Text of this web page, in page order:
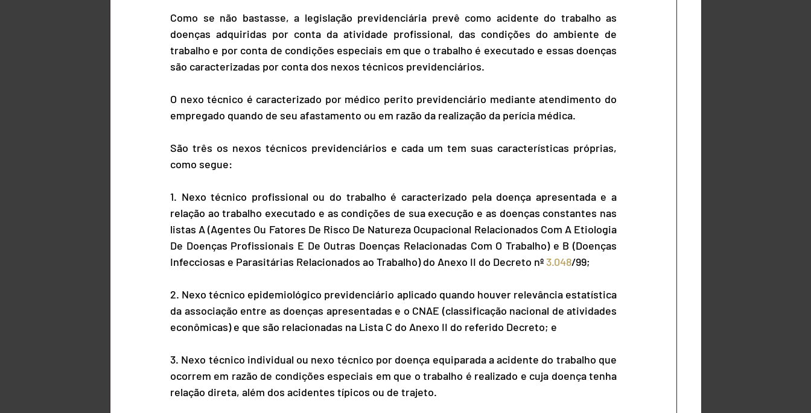
Como se não bastasse, a legislação previdenciária prevê como acidente do trabalho as
doenças adquiridas por conta da atividade profissional, das condições do ambiente de
trabalho e por conta de condições especiais em que o trabalho é executado e essas doenças
são caracterizadas por conta dos nexos técnicos previdenciários.
O nexo técnico é caracterizado por médico perito previdenciário mediante atendimento do
empregado quando de seu afastamento ou em razão da realização da perícia médica.
São três os nexos técnicos previdenciários e cada um tem suas características próprias,
como segue:
1. Nexo técnico profissional ou do trabalho é caracterizado pela doença apresentada e a
relação ao trabalho executado e as condições de sua execução e as doenças constantes nas
listas A (Agentes Ou Fatores De Risco De Natureza Ocupacional Relacionados Com A Etiologia
De Doenças Profissionais E De Outras Doenças Relacionadas Com O Trabalho) e B (Doenças
Infecciosas e Parasitárias Relacionados ao Trabalho) do Anexo II do Decreto nº 3.048/99;
2. Nexo técnico epidemiológico previdenciário aplicado quando houver relevância estatística
da associação entre as doenças apresentadas e o CNAE (classificação nacional de atividades
econômicas) e que são relacionadas na Lista C do Anexo II do referido Decreto; e
3. Nexo técnico individual ou nexo técnico por doença equiparada a acidente do trabalho que
ocorrem em razão de condições especiais em que o trabalho é realizado e cuja doença tenha
relação direta, além dos acidentes típicos ou de trajeto.